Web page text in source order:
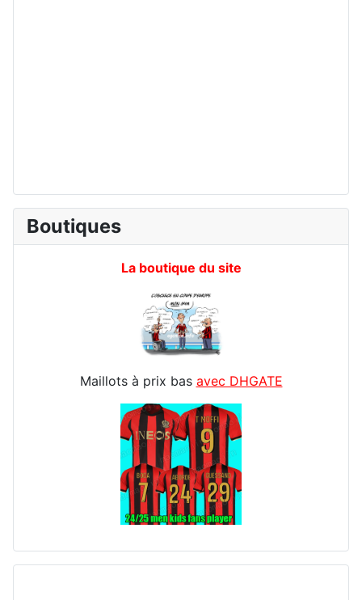
Boutiques
La boutique du site
Maillots à prix bas avec DHGATE